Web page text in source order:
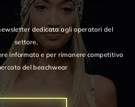
dedicata agli operatori del
settore,
informato e per rimanere competitivo
del beachwear